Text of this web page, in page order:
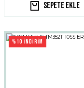
Sepete Ekle
%10 İNDİRİM